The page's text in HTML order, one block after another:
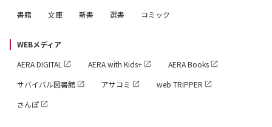
書籍
文庫 新書 選書 コミック
WEBメディア
AERA DIGITAL
AERA with Kids+
AERA Books
サバイバル図書館
アサコミ
web TRIPPER
さんぽ